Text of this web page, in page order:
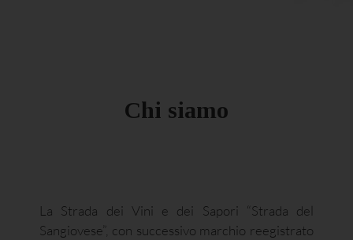
Chi siamo
La Strada dei Vini e dei Sapori “Strada del
Sangiovese”, con successivo marchio reegistrato